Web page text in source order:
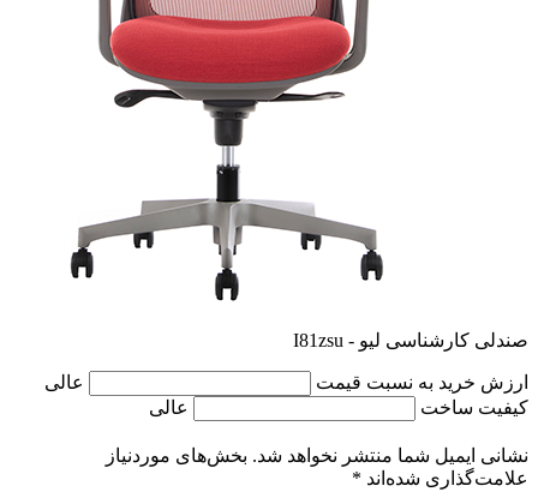
صندلی کارشناسی لیو - I81zsu
ارزش خرید به نسبت قیمت
عالی
کیفیت ساخت
عالی
نشانی ایمیل شما منتشر نخواهد شد. بخش‌های موردنیاز
علامت‌گذاری شده‌اند *